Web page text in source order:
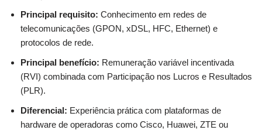
Principal requisito: Conhecimento em redes de
telecomunicações (GPON, xDSL, HFC, Ethernet) e
protocolos de rede.
Principal benefício: Remuneração variável incentivada
(RVI) combinada com Participação nos Lucros e Resultados
(PLR).
Diferencial: Experiência prática com plataformas de
hardware de operadoras como Cisco, Huawei, ZTE ou